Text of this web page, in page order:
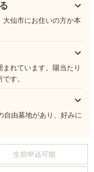
仙市にお住いの方か本
れています。陽当たり
す。
自由墓地があり、好みに
生前申込可能